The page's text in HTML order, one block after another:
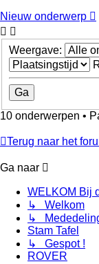
Nieuw onderwerp
Weergave:
10 onderwerpen •
Terug naar het
Ga naar
WELKOM Bij
↳ Welkom
↳
Stam Tafel
↳ Gespot !
ROVER